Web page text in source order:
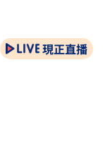
現正直播